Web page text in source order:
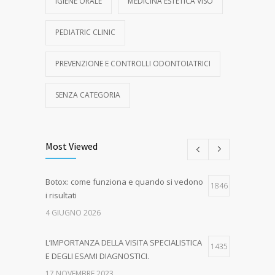
PEDIATRIC CLINIC
PREVENZIONE E CONTROLLI ODONTOIATRICI
SENZA CATEGORIA
Most Viewed
Botox: come funziona e quando si vedono
i risultati
1846
4 GIUGNO 2026
L’IMPORTANZA DELLA VISITA SPECIALISTICA
E DEGLI ESAMI DIAGNOSTICI.
1435